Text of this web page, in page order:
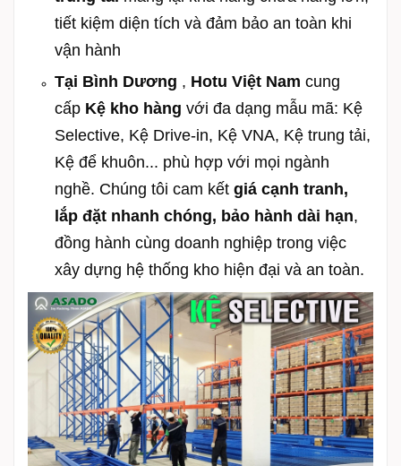
tiết kiệm diện tích và đảm bảo an toàn khi
vận hành
Tại Bình Dương , Hotu Việt Nam cung
cấp Kệ kho hàng với đa dạng mẫu mã: Kệ
Selective, Kệ Drive-in, Kệ VNA, Kệ trung tải,
Kệ để khuôn... phù hợp với mọi ngành
nghề. Chúng tôi cam kết giá cạnh tranh,
lắp đặt nhanh chóng, bảo hành dài hạn,
đồng hành cùng doanh nghiệp trong việc
xây dựng hệ thống kho hiện đại và an toàn.